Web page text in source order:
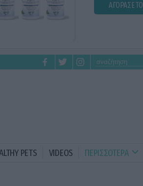
ΑΓΟΡΑΣΕ ΤΟ
PETS VIDEOS ΠΕΡΙΣΣΟΤΕΡΑ